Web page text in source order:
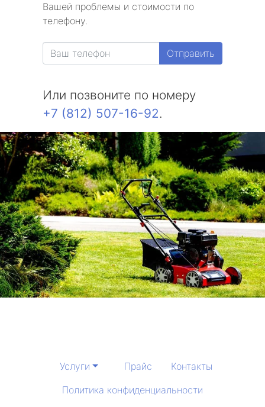
Вашей проблемы и стоимости по
телефону.
Отправить
Или позвоните по номеру
+7 (812) 507-16-92.
Услуги Прайс
Контакты
Политика конфиденциальности